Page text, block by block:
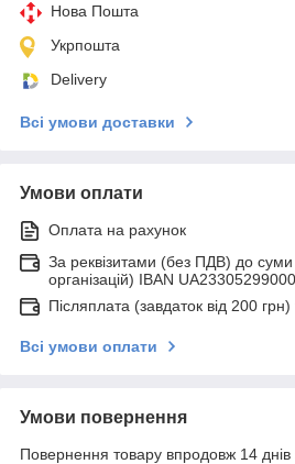
Нова Пошта
Укрпошта
Delivery
Всі умови доставки
Умови оплати
Оплата на рахунок
За реквізитами (без ПДВ) до
організацій) IBAN
Післяплата (завдаток від 200
Всі умови оплати
Умови повернення
Повернення товару впродовж 14 днів